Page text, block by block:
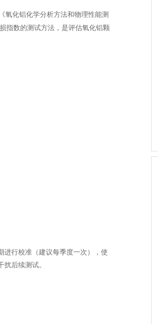
氧化铝化学分析方法和物理性能测
指数的测试方法，是评估氧化铝颗
进行校准（建议每季度一次），使
后续测试。